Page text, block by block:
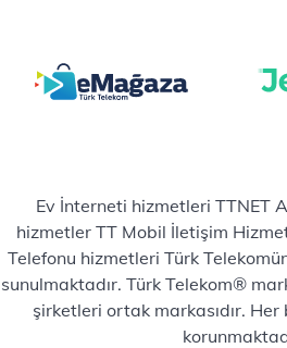
Ev İnterneti hizmetleri TTNET
hizmetler TT Mobil İletişim
Telefonu hizmetleri Türk
sunulmaktadır. Türk Telekom®
şirketleri ortak markasıdır.